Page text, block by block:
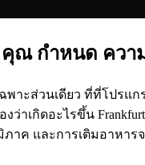
คุณ กําหนด ควา
ฉพาะส่วนเดียว ที่ที่โป
งว่าเกิดอะไรขึ้น
าค และการเติมอาหา